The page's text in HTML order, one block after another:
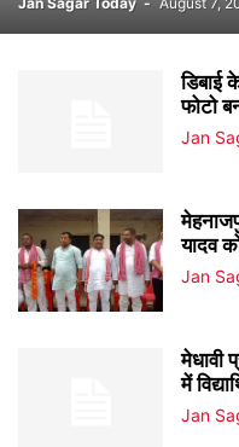
डिबाई
फोटो
Jan
यादव
Jan
मेधावी
में
Jan